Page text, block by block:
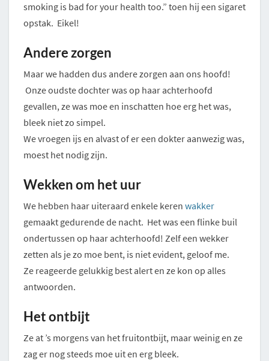
smoking is bad for your health too.” toen hij een sigaret
opstak. Eikel!
Andere zorgen
Maar we hadden dus andere zorgen aan ons hoofd!
Onze oudste dochter was op haar achterhoofd
gevallen, ze was moe en inschatten hoe erg het was,
bleek niet zo simpel.
We vroegen ijs en alvast of er een dokter aanwezig was,
moest het nodig zijn.
Wekken om het uur
We hebben haar uiteraard enkele keren wakker
gemaakt gedurende de nacht. Het was een flinke buil
ondertussen op haar achterhoofd! Zelf een wekker
zetten als je zo moe bent, is niet evident, geloof me.
Ze reageerde gelukkig best alert en ze kon op alles
antwoorden.
Het ontbijt
Ze at ’s morgens van het fruitontbijt, maar weinig en ze
zag er nog steeds moe uit en erg bleek.